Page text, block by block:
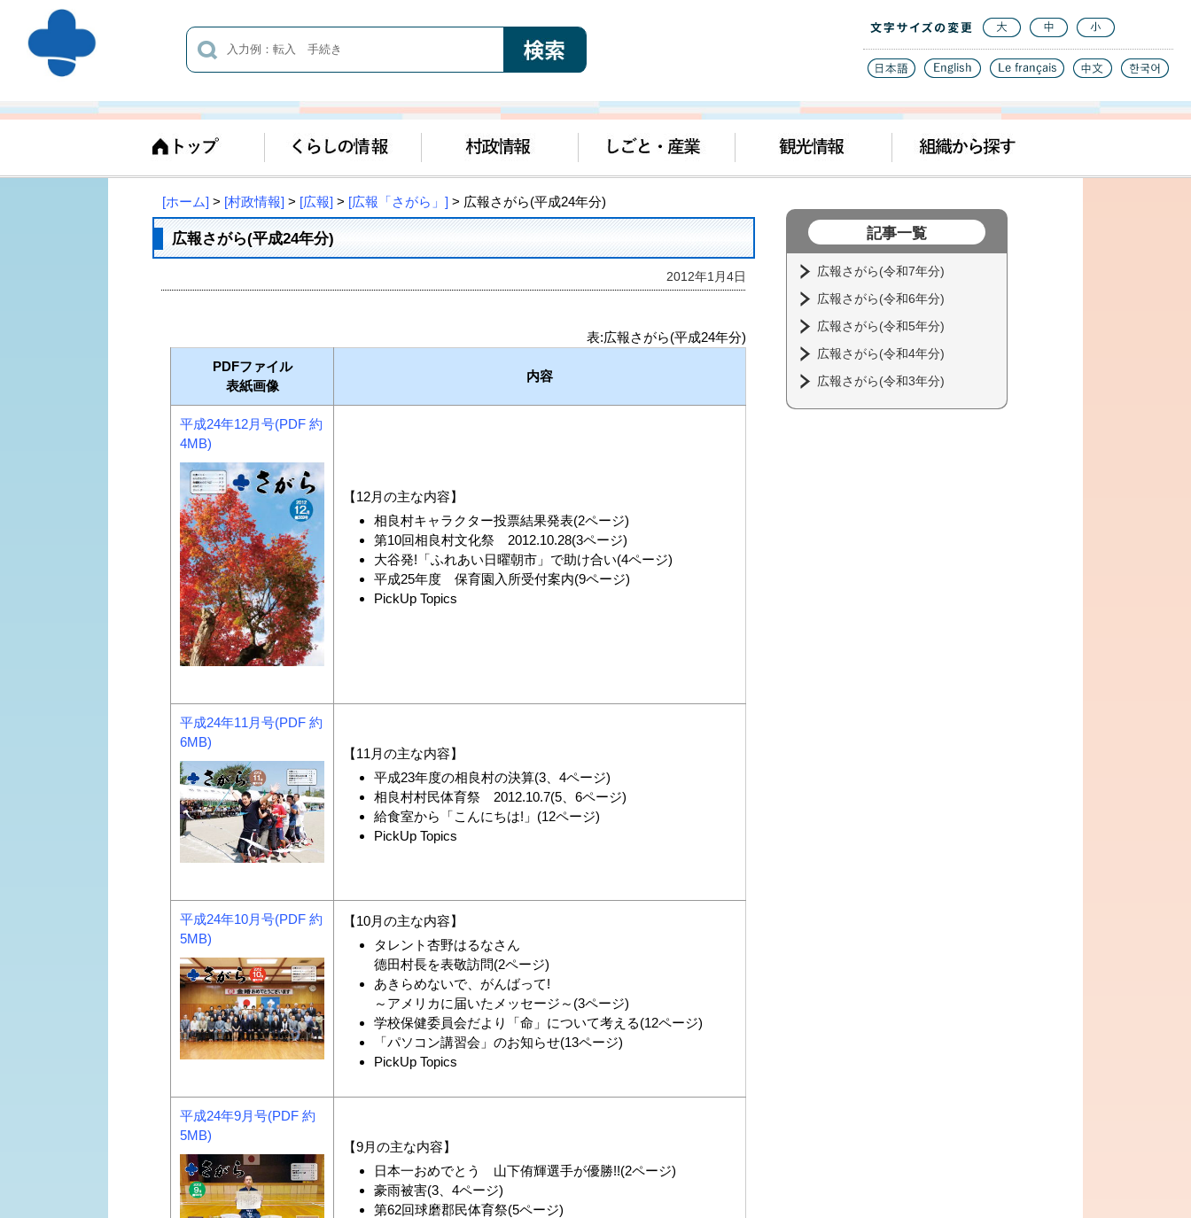
[ホーム] > [村政情報] > [広報] > [広報「さがら」] > 広報さがら(平成24年分)
広報さがら(平成24年分)
2012年1月4日
表:広報さがら(平成24年分)
PDFファイル
表紙画像
内容
平成24年12月号(PDF 約
4MB)
【12月の主な内容】
相良村キャラクター投票結果発表(2ページ)
第10回相良村文化祭 2012.10.28(3ページ)
大谷発!「ふれあい日曜朝市」で助け合い(4ページ)
平成25年度 保育園入所受付案内(9ページ)
PickUp Topics
平成24年11月号(PDF 約
6MB)
【11月の主な内容】
平成23年度の相良村の決算(3、4ページ)
相良村村民体育祭 2012.10.7(5、6ページ)
給食室から「こんにちは!」(12ページ)
PickUp Topics
平成24年10月号(PDF 約
5MB)
【10月の主な内容】
タレント杏野はるなさん
德田村長を表敬訪問(2ページ)
あきらめないで、がんばって!
～アメリカに届いたメッセージ～(3ページ)
学校保健委員会だより「命」について考える(12ページ)
「パソコン講習会」のお知らせ(13ページ)
PickUp Topics
平成24年9月号(PDF 約
5MB)
【9月の主な内容】
日本一おめでとう 山下侑輝選手が優勝!!(2ページ)
豪雨被害(3、4ページ)
第62回球磨郡民体育祭(5ページ)
記事一覧
広報さがら(令和7年分)
広報さがら(令和6年分)
広報さがら(令和5年分)
広報さがら(令和4年分)
広報さがら(令和3年分)